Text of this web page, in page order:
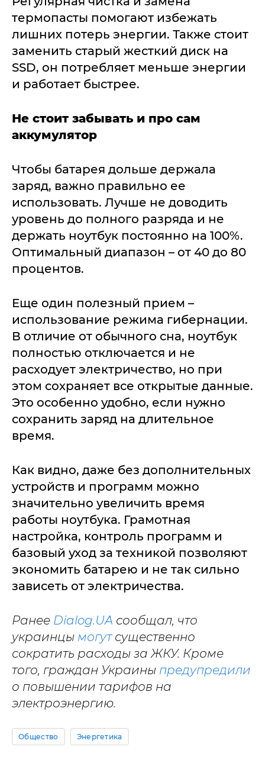
термопасты помогают избежать
лишних потерь энергии. Также стоит
заменить старый жесткий диск на
SSD, он потребляет меньше энергии
и работает быстрее.
Не стоит забывать и про сам
аккумулятор
Чтобы батарея дольше держала
заряд, важно правильно ее
использовать. Лучше не доводить
уровень до полного разряда и не
держать ноутбук постоянно на 100%.
Оптимальный диапазон – от 40 до 80
процентов.
Еще один полезный прием –
использование режима гибернации.
В отличие от обычного сна, ноутбук
полностью отключается и не
расходует электричество, но при
этом сохраняет все открытые данные.
Это особенно удобно, если нужно
сохранить заряд на длительное
время.
Как видно, даже без дополнительных
устройств и программ можно
значительно увеличить время
работы ноутбука. Грамотная
настройка, контроль программ и
базовый уход за техникой позволяют
экономить батарею и не так сильно
зависеть от электричества.
Ранее Dialog.UA сообщал, что
украинцы могутсущественно
сократить расходы за ЖКУ. Кроме
того, граждан Украины предупредили
о повышении тарифов на
электроэнергию.
Общество Энергетика